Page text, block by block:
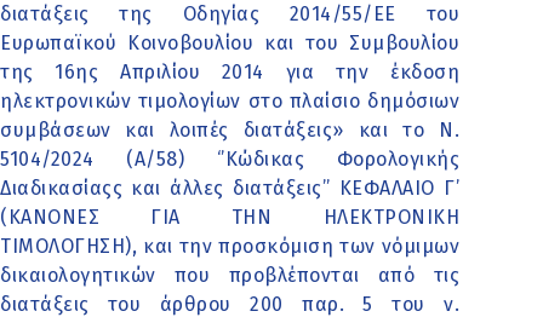
διατάξεις της Οδηγίας 2014/55/ΕΕ του
Ευρωπαϊκού Κοινοβουλίου και του Συμβουλίου
της 16ης Απριλίου 2014 για την έκδοση
ηλεκτρονικών τιμολογίων στο πλαίσιο δημόσιων
συμβάσεων και λοιπές διατάξεις» και το Ν.
5104/2024 (Α/58) ‘’Κώδικας Φορολογικής
Διαδικασίαςς και άλλες διατάξεις’’ ΚΕΦΑΛΑΙΟ Γ’
(ΚΑΝΟΝΕΣ ΓΙΑ ΤΗΝ ΗΛΕΚΤΡΟΝΙΚΗ
ΤΙΜΟΛΟΓΗΣΗ), και την προσκόμιση των νόμιμων
δικαιολογητικών που προβλέπονται από τις
διατάξεις του άρθρου 200 παρ. 5 του ν.